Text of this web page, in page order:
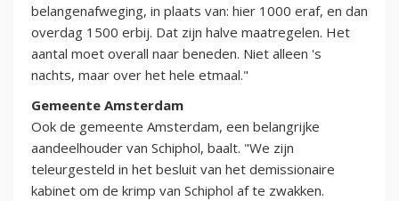
belangenafweging, in plaats van: hier 1000 eraf, en dan
overdag 1500 erbij. Dat zijn halve maatregelen. Het
aantal moet overall naar beneden. Niet alleen 's
nachts, maar over het hele etmaal."
Gemeente Amsterdam
Ook de gemeente Amsterdam, een belangrijke
aandeelhouder van Schiphol, baalt. "We zijn
teleurgesteld in het besluit van het demissionaire
kabinet om de krimp van Schiphol af te zwakken.